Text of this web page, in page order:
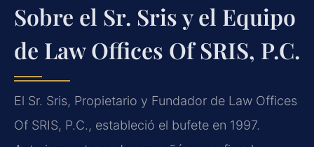
Sobre el Sr. Sris y el Equipo
de Law Offices Of SRIS, P.C.
El Sr. Sris, Propietario y Fundador de Law Offices
Of SRIS, P.C., estableció el bufete en 1997.